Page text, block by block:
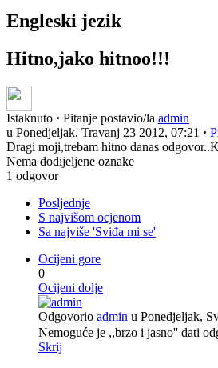
Engleski jezik
Hitno,jako hitnoo!!!
Istaknuto · Pitanje postavio/la admin
u Ponedjeljak, Travanj 23 2012, 07:21 ·
Dragi moji,trebam hitno danas
Nema dodijeljene oznake
1 odgovor
Posljednje
S najvišom ocjenom
Sa najviše 'Sviđa mi se'
Ocijeni gore
0
Ocijeni dolje
Odgovorio admin u Ponedjeljak,
Nemoguće je ,,brzo i jasno'' dati
Skrij